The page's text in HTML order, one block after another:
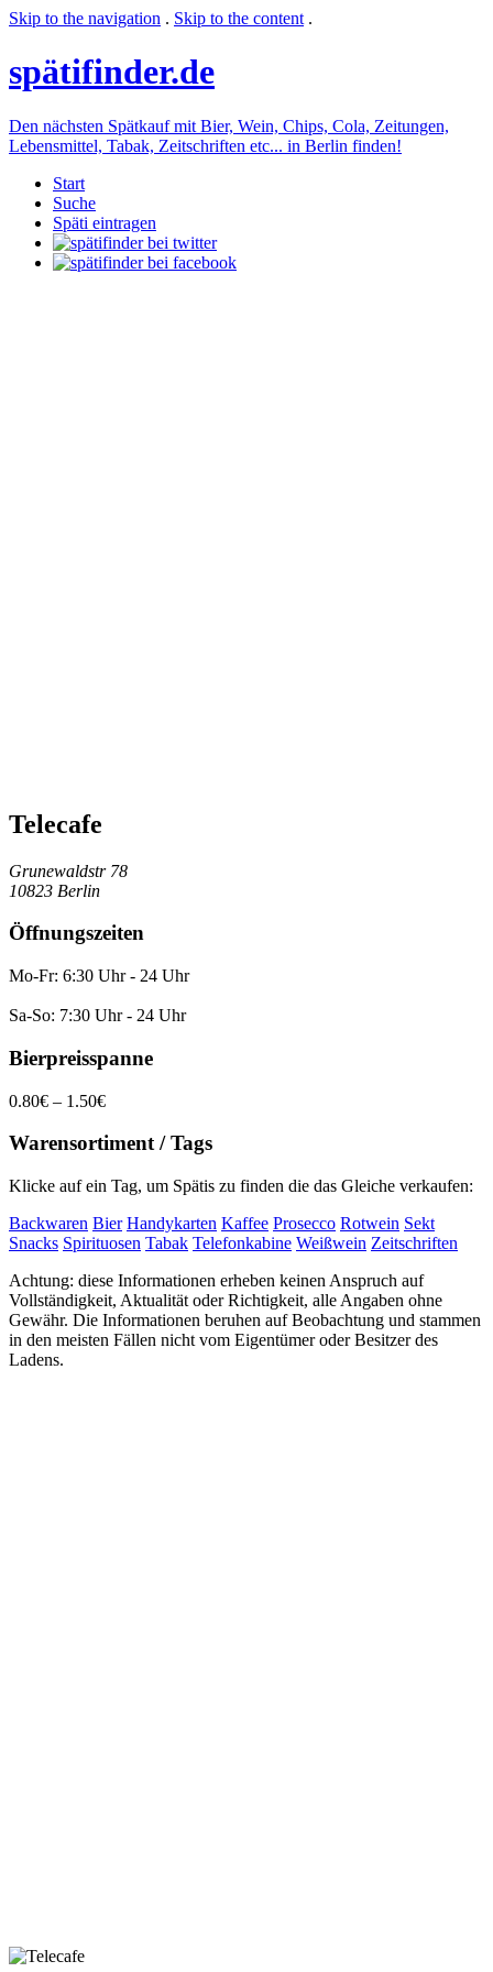
Skip to the navigation . Skip to the content .
spätifinder.de
Den nächsten Spätkauf mit Bier, Wein, Chips, Cola, Zeitungen,
Lebensmittel, Tabak, Zeitschriften etc... in Berlin finden!
Start
Suche
Späti eintragen
Telecafe
Grunewaldstr 78
10823 Berlin
Öffnungszeiten
Mo-Fr: 6:30 Uhr - 24 Uhr
Sa-So: 7:30 Uhr - 24 Uhr
Bierpreisspanne
0.80€ – 1.50€
Warensortiment / Tags
Klicke auf ein Tag, um Spätis zu finden die das Gleiche verkaufen:
Backwaren Bier Handykarten Kaffee Prosecco Rotwein Sekt
Snacks Spirituosen Tabak Telefonkabine Weißwein Zeitschriften
Achtung: diese Informationen erheben keinen Anspruch auf
Vollständigkeit, Aktualität oder Richtigkeit, alle Angaben ohne
Gewähr. Die Informationen beruhen auf Beobachtung und stammen
in den meisten Fällen nicht vom Eigentümer oder Besitzer des
Ladens.